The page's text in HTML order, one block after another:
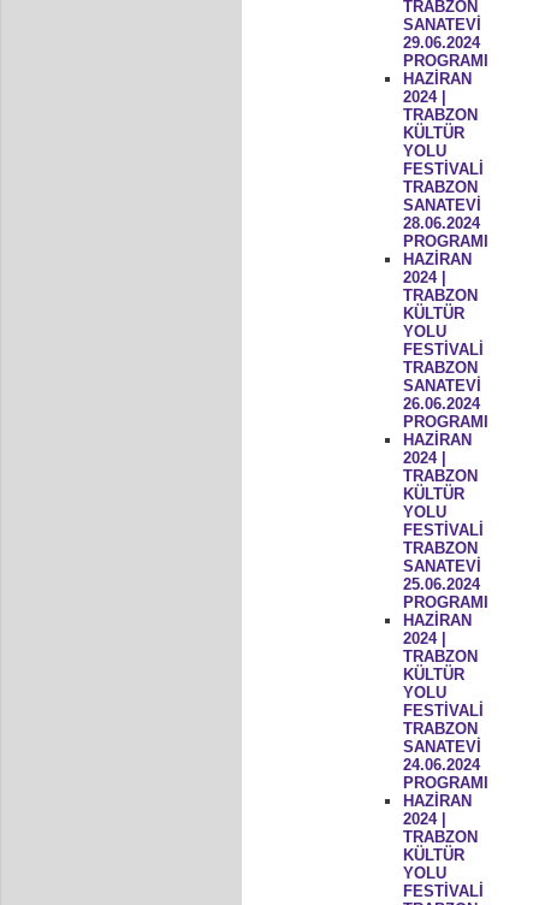
TRABZON
SANATEVİ
29.06.2024
PROGRAMI
HAZİRAN
2024 |
TRABZON
KÜLTÜR
YOLU
FESTİVALİ
TRABZON
SANATEVİ
28.06.2024
PROGRAMI
HAZİRAN
2024 |
TRABZON
KÜLTÜR
YOLU
FESTİVALİ
TRABZON
SANATEVİ
26.06.2024
PROGRAMI
HAZİRAN
2024 |
TRABZON
KÜLTÜR
YOLU
FESTİVALİ
TRABZON
SANATEVİ
25.06.2024
PROGRAMI
HAZİRAN
2024 |
TRABZON
KÜLTÜR
YOLU
FESTİVALİ
TRABZON
SANATEVİ
24.06.2024
PROGRAMI
HAZİRAN
2024 |
TRABZON
KÜLTÜR
YOLU
FESTİVALİ